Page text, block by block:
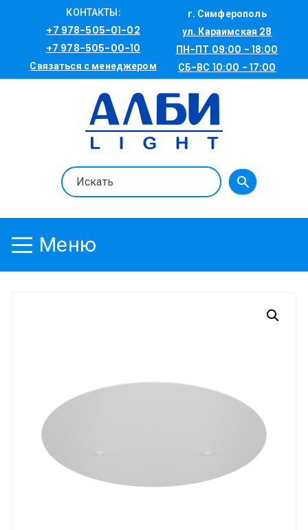
КОНТАКТЫ:
+7 978-505-01-02
+7 978-505-00-10
Связаться с менеджером
г. Симферополь
ул. Караимская 28
ПН-ПТ 09:00 - 18:00
СБ-ВС 10:00 - 17:00
Меню